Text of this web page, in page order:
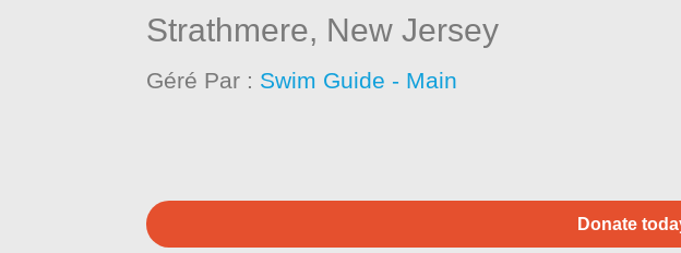
Strathmere, New Jersey
Géré Par : Swim Guide - Main
Donate